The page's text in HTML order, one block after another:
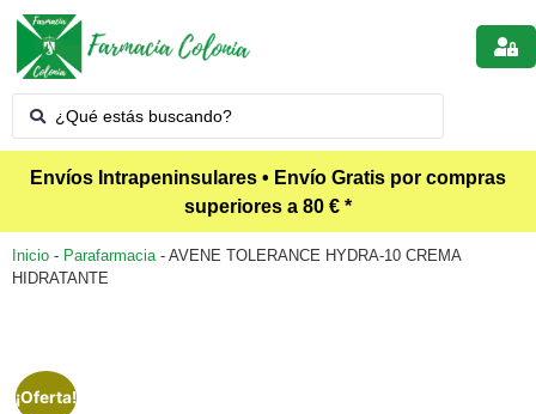
Envíos Intrapeninsulares • Envío Gratis por compras
superiores a 80 € *
Inicio - Parafarmacia- AVENE TOLERANCE HYDRA-10 CREMA
HIDRATANTE
¡Oferta!